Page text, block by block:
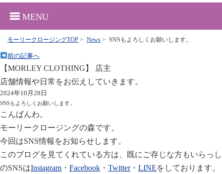
MENU
モーリークロージングTOP > News > SNSもよろしくお願いします。
前の記事へ
【MORLEY CLOTHING】 店主
店舗情報や日常をお伝えしていきます。
2024年10月28日
SNSもよろしくお願いします。
こんばんわ。
モーリークロージングの森です。
今回はSNS情報をお知らせします。
このブログを見てくれている方は、既にご存じな方もいらっ
のSNSはInstagram ・ Facebook ・ Twitter・ LINEをしております。